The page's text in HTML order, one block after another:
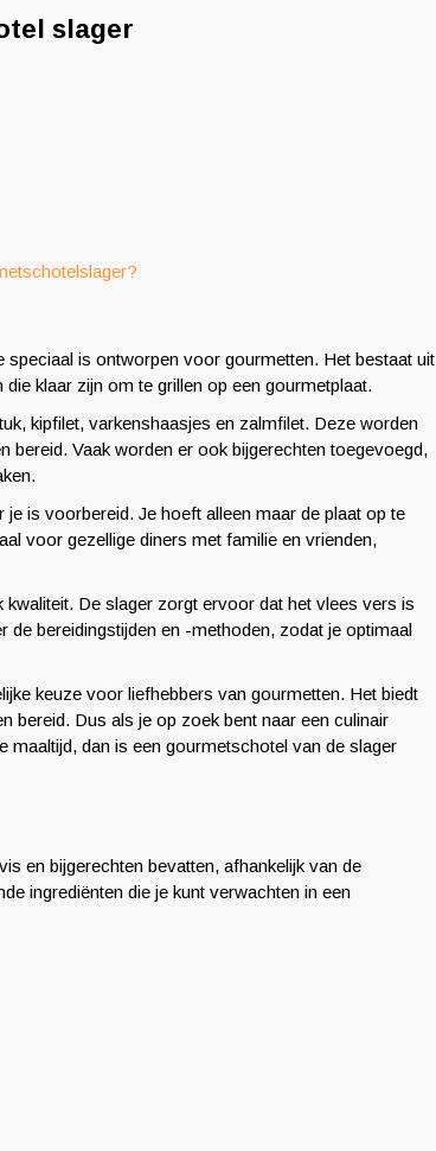
slager
is ontworpen voor gourmetten. Het bestaat uit
klaar zijn om te grillen op een gourmetplaat.
kipfilet, varkenshaasjes en zalmfilet. Deze worden
Vaak worden er ook bijgerechten toegevoegd,
is voorbereid. Je hoeft alleen maar de plaat op te
voor gezellige diners met familie en vrienden,
De slager zorgt ervoor dat het vlees vers is
bereidingstijden en -methoden, zodat je optimaal
keuze voor liefhebbers van gourmetten. Het biedt
bereid. Dus als je op zoek bent naar een culinair
maaltijd, dan is een gourmetschotel van de slager
en bijgerechten bevatten, afhankelijk van de
ingrediënten die je kunt verwachten in een